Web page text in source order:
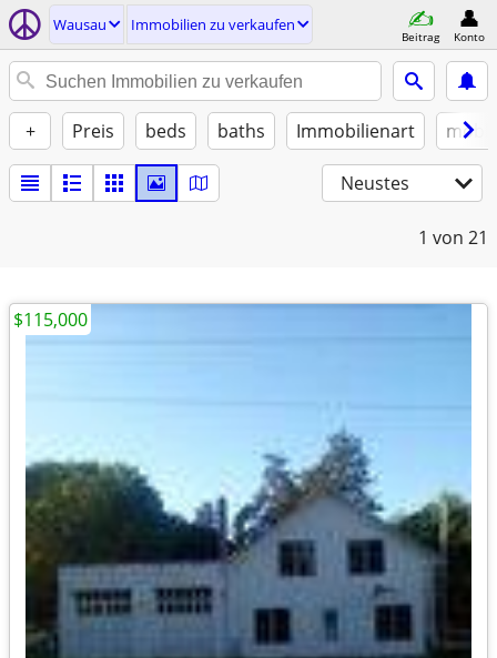
Wausau Immobilien zu verkaufen
Beitrag Konto
+ Preis beds baths Immobilienart
Neustes
1 von 21
$115,000